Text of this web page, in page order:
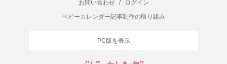
お問い合わせ
/
ログイン
ベビーカレンダー記事制作の取り組み
PC版を表示